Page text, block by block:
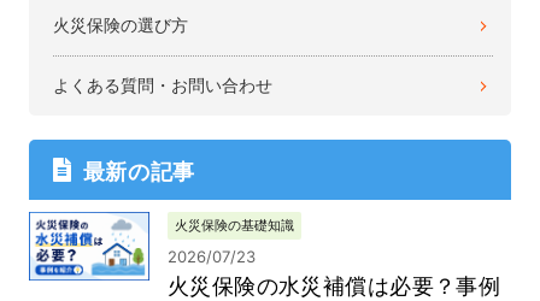
火災保険の選び方
よくある質問・お問い合わせ
最新の記事
火災保険の基礎知識
2026/07/23
火災保険の水災補償は必要？事例